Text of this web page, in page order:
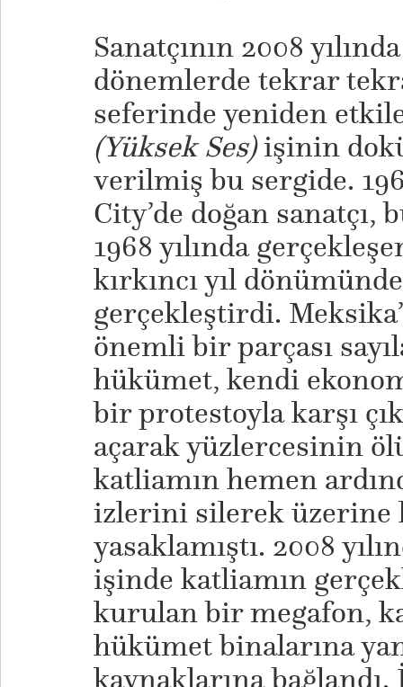
Sanatçının 2008
dönemlerde tekrar
seferinde yeniden
(Yüksek Ses)işinin
verilmiş bu sergide.
City’de doğan sanatçı,
1968 yılında
kırkıncı yıl
gerçekleştirdi.
önemli bir parçası
hükümet, kendi
bir protestoyla karşı
açarak yüzlercesinin
katliamın hemen
izlerini silerek üzerine
yasaklamıştı. 2008
işinde katliamın
kurulan bir megafon,
hükümet binalarına
kaynaklarına